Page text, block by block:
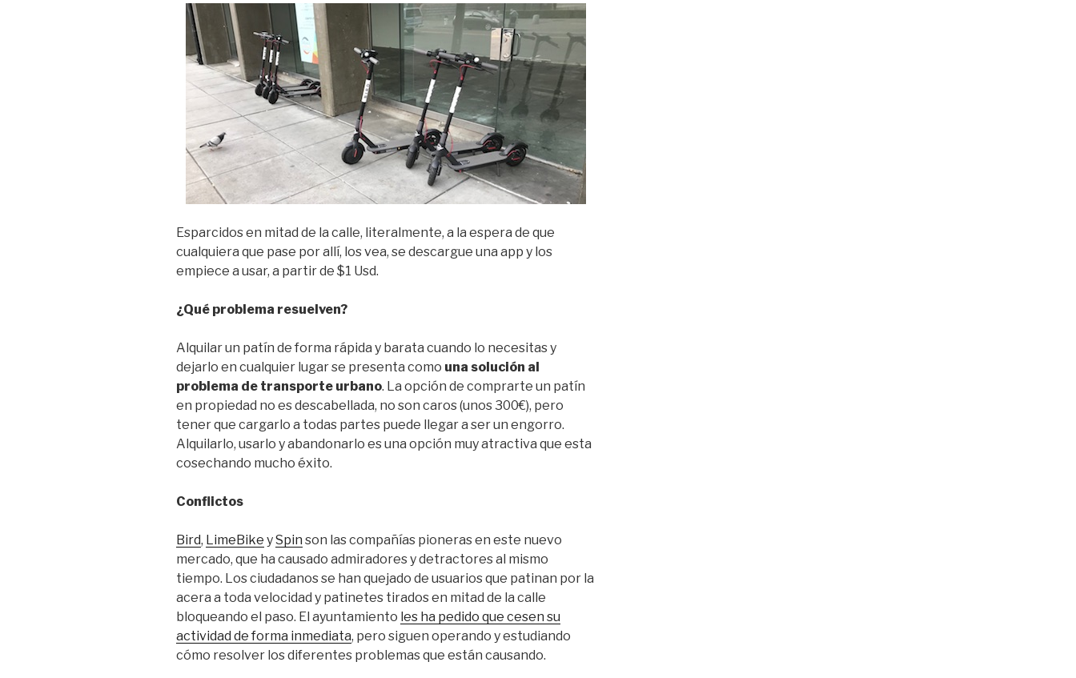
Esparcidos en mitad de la calle, literalmente, a la espera de que
cualquiera que pase por allí, los vea, se descargue una app y los
empiece a usar, a partir de $1 Usd.
¿Qué problema resuelven?
Alquilar un patín de forma rápida y barata cuando lo necesitas y
dejarlo en cualquier lugar se presenta como una solución al
problema de transporte urbano. La opción de comprarte un patín
en propiedad no es descabellada, no son caros (unos 300€), pero
tener que cargarlo a todas partes puede llegar a ser un engorro.
Alquilarlo, usarlo y abandonarlo es una opción muy atractiva que esta
cosechando mucho éxito.
Conflictos
Bird, LimeBike ySpin son las compañías pioneras en este nuevo
mercado, que ha causado admiradores y detractores al mismo
tiempo. Los ciudadanos se han quejado de usuarios que patinan por la
acera a toda velocidad y patinetes tirados en mitad de la calle
bloqueando el paso. El ayuntamiento les ha pedido que cesen su
actividad de forma inmediata, pero siguen operando y estudiando
cómo resolver los diferentes problemas que están causando.